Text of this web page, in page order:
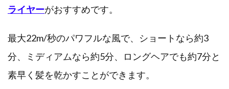
ライヤーがおすすめです。
最大22m/秒のパワフルな風で、ショートなら約3
分、ミディアムなら約5分、ロングヘアでも約7分と
素早く髪を乾かすことができます。